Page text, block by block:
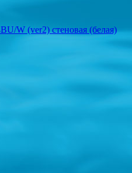
W (ver2) стеновая (белая)